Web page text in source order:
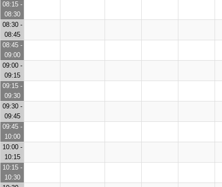
08:15 -
08:30
08:30 -
08:45
08:45 -
09:00
09:00 -
09:15
09:15 -
09:30
09:30 -
09:45
09:45 -
10:00
10:00 -
10:15
10:15 -
10:30